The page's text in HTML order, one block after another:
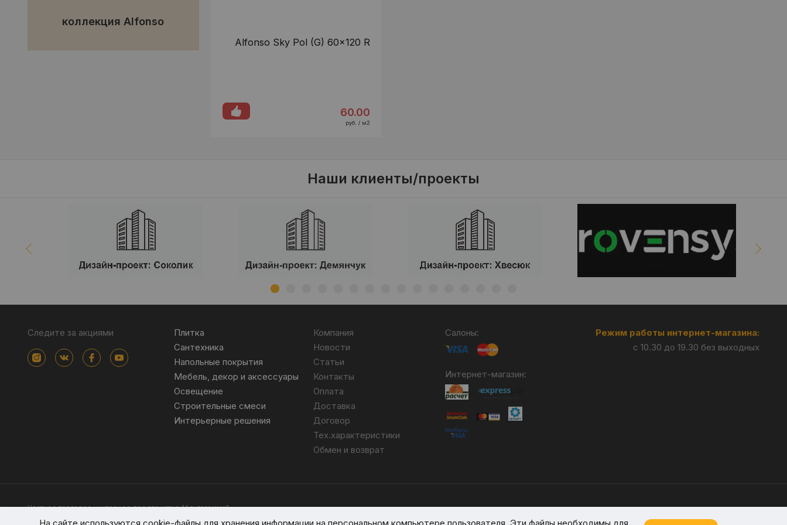
коллекция Alfonso
Alfonso Sky Pol (G) 60x120 R
60.00
руб. / м2
Наши клиенты/проекты
Следите за акциями
Плитка
Сантехника
Напольные покрытия
Мебель, декор и аксессуары
Освещение
Строительные смеси
Интерьерные решения
Компания
Новости
Статьи
Контакты
Оплата
Доставка
Договор
Тех.характеристики
Обмен и возврат
Салоны:
Интернет-магазин:
Режим работы интернет-магазина:
с 10.30 до 19.30 без выходных
Частное торговое унитарное предприятие "Альтагамма".